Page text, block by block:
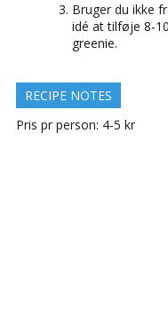
Bruger du ikke
idé at tilføje 8-
greenie.
RECIPE NOTES
Pris pr person: 4-5 kr